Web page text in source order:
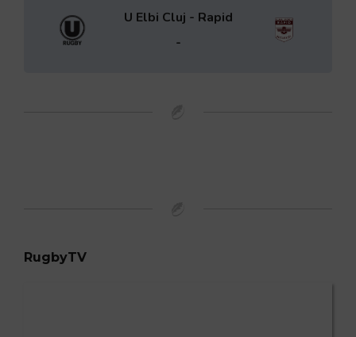
U Elbi Cluj - Rapid
-
RugbyTV